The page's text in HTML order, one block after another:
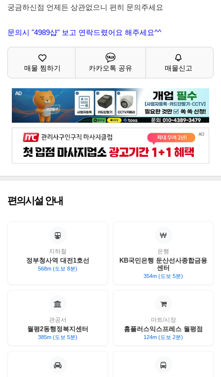
궁금하신점 언제든 상관없으니 편히 문의주세요
문의시 "4989샵" 보고 연락드렸어요 해주세요^^
매물 찜하기 카카오톡 공유 매물신고
편의시설 안내
지하철
정부청사역 대전1호선
568m (도보 8분)
은행
KB국민은행 둔산선사종합금융
센터
354m (도보 5분)
관공서
월평2동행정복지센터
385m (도보 5분)
마트/시장
홈플러스익스프레스 월평점
124m (도보 2분)